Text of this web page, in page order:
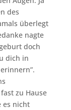
des
überlegt
nagte
doch
dich in
zu Hause
es nicht